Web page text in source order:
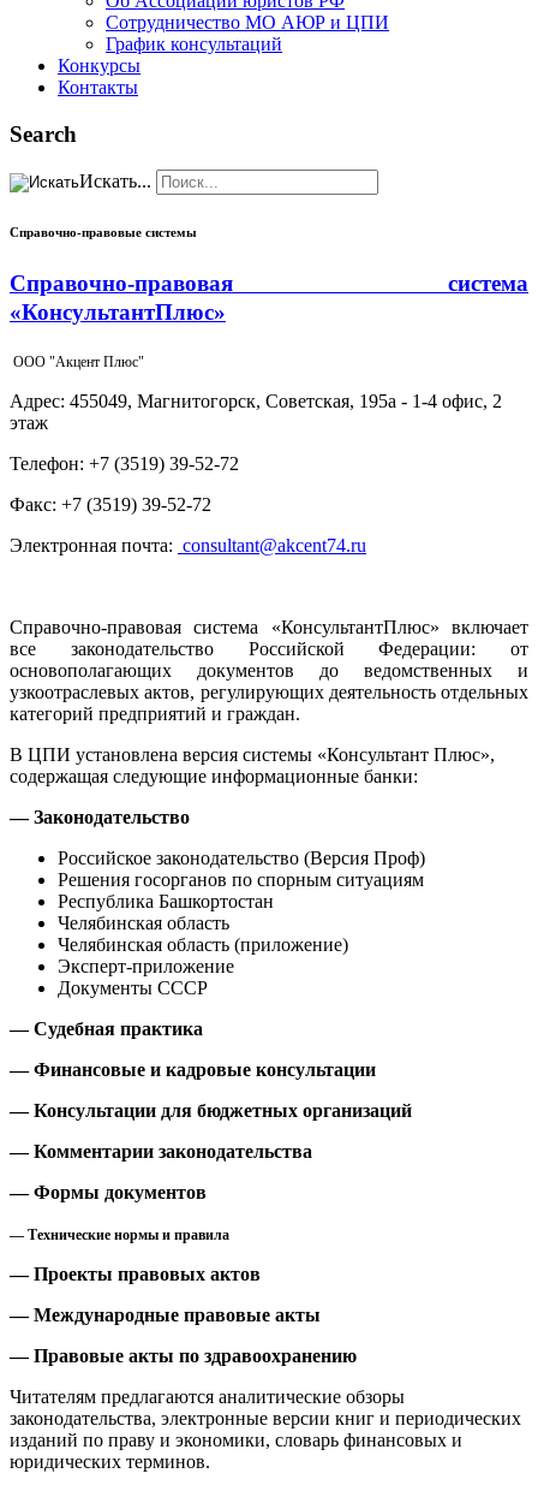
Сотрудничество МО АЮР и ЦПИ
График консультаций
Конкурсы
Контакты
Search
Искать...
Справочно-правовые системы
Справочно-правовая система
«КонсультантПлюс»
ООО "Акцент Плюс"
Адрес: 455049, Магнитогорск, Советская, 195а - 1-4 офис, 2
этаж
Телефон: +7 (3519) 39-52-72
Факс: +7 (3519) 39-52-72
Электронная почта: consultant@akcent74.ru
Справочно-правовая система «КонсультантПлюс» включает
все законодательство Российской Федерации: от
основополагающих документов до ведомственных и
узкоотраслевых актов, регулирующих деятельность отдельных
категорий предприятий и граждан.
В ЦПИ установлена версия системы «Консультант Плюс»,
содержащая следующие информационные банки:
— Законодательство
Российское законодательство (Версия Проф)
Решения госорганов по спорным ситуациям
Республика Башкортостан
Челябинская область
Челябинская область (приложение)
Эксперт-приложение
Документы СССР
— Судебная практика
— Финансовые и кадровые консультации
— Консультации для бюджетных организаций
— Комментарии законодательства
— Формы документов
— Технические нормы и правила
— Проекты правовых актов
— Международные правовые акты
— Правовые акты по здравоохранению
Читателям предлагаются аналитические обзоры
законодательства, электронные версии книг и периодических
изданий по праву и экономики, словарь финансовых и
юридических терминов.